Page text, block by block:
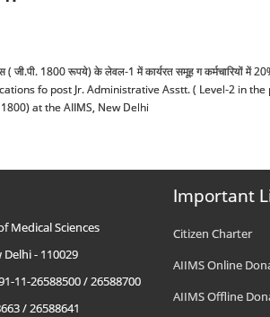
( जी.पी. 1800 रूपये) के लेवल-1 में कार्यरत समूह ग कर्मचारियों
fo post Jr. Administrative Asstt. ( Level-2 in
at the AIIMS, New Delhi
Medical Sciences
- 110029
11-26588500 / 26588700
/ 26588641
Important
Citizen Charter
AIIMS Online
AIIMS Offline